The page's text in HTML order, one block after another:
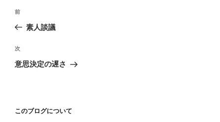
投
ビ
ゲ
ン
前
の
稿
前
素人談議
次
の
次
意思決定の遅さ
このブログについて